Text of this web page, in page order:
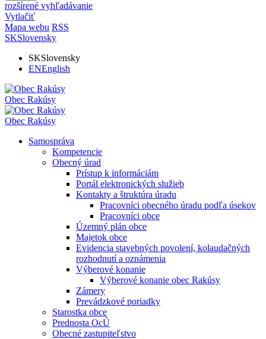
rozšírené vyhľadávanie
Vytlačiť
Mapa webu RSS
SKSlovensky
SKSlovensky
ENEnglish
Obec Rakúsy
Obec Rakúsy
Samospráva
Kompetencie
Obecný úrad
Prístup k informáciám
Portál elektronických služieb
Kontakty a štruktúra úradu
Pracovníci obecného úradu podľa úsekov
Pracovníci obce
Územný plán obce
Majetok obce
Evidencia stavebných povolení, kolaudačných
rozhodnutí a oznámenia
Výberové konanie
Výberové konanie obec Rakúsy
Zámery
Prevádzkové poriadky
Starostka obce
Prednosta OcÚ
Obecné zastupiteľstvo